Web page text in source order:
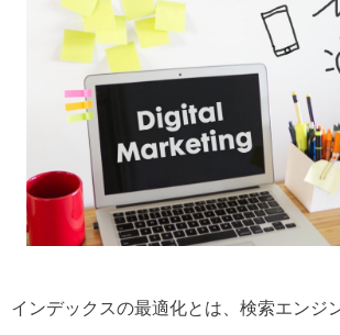
インデックスの最適化とは、検索エンジ